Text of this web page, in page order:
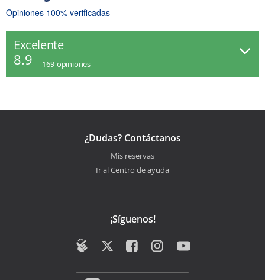
Opiniones 100% verificadas
Excelente
8.9 169 opiniones
¿Dudas? Contáctanos
Mis reservas
Ir al Centro de ayuda
¡Síguenos!